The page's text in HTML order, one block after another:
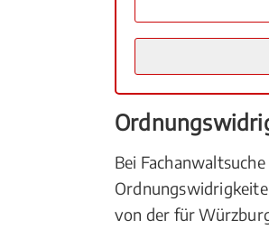
Bei
von der für